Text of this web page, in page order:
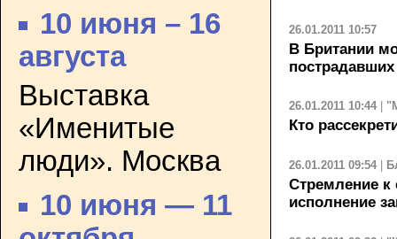
10 июня – 16
августа
Выставка
«Именитые
люди». Москва
10 июня — 11
26.01.2011 10:57
В Британии
26.01.2011 10:44
Кто
26.01.2011 09:54
Стремление к
исполнение